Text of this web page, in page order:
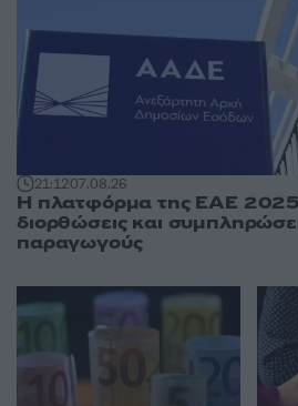
21:1207.08.26
Η πλατφόρμα της ΕΑΕ 2025
διορθώσεις και
παραγωγούς